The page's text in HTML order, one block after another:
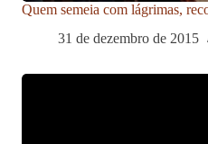
Quem semeia com lágrimas,
31 de dezembro de 2015